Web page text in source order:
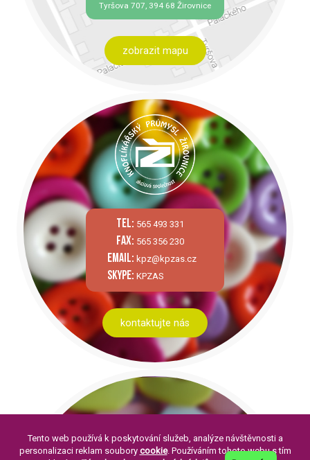
Tyršova 707, 394 68 Žirovnice
zobrazit mapu
tel: 565 493 331
fax: 565 356 230
email: kpz@kpzas.cz
skype: KPZAS
kontaktujte nás
Tento web používá k poskytování služeb, analýze návštěvnosti a
personalizaci reklam soubory cookie. Používáním tohoto webu s tím